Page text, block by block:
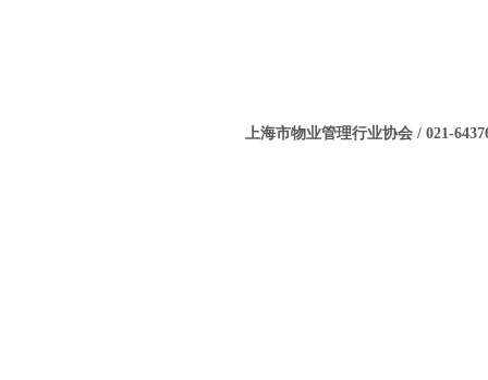
上海市物业管理行业协会 / 021-